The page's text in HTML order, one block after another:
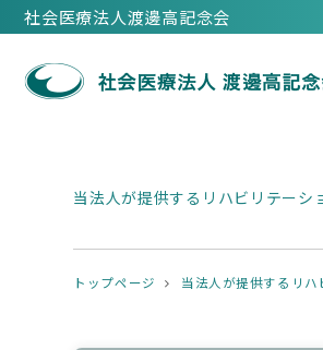
社会医療法人渡邊高記念会
当法人が提供するリハビリテーシ
トップページ 当法人が提供するリハ